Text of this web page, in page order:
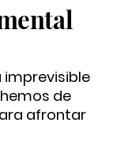
imprevisible
de
afrontar